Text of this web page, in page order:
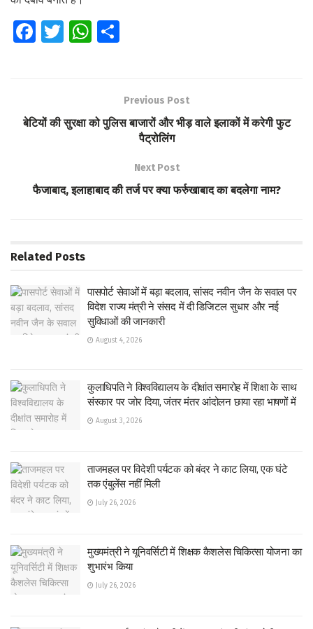
Fa
o
T
W
A
e
Previous Post
बेटियों की सुरक्षा को पुलिस बाजारों और भीड़ वाले इलाकों में करेगी फुट
पैट्रोलिंग
Next Post
फैजाबाद, इलाहाबाद की तर्ज पर क्या फर्रुखाबाद का बदलेगा नाम?
Related Posts
पासपोर्ट सेवाओं में बड़ा बदलाव, सांसद नवीन जैन के सवाल पर
विदेश राज्य मंत्री ने संसद में दी डिजिटल सुधार और नई
सुविधाओं की जानकारी
August 4, 2026
कुलाधिपति ने विश्वविद्यालय के दीक्षांत समारोह में शिक्षा के साथ
संस्कार पर जोर दिया, जंतर मंतर आंदोलन छाया रहा भाषणों में
August 3, 2026
ताजमहल पर विदेशी पर्यटक को बंदर ने काट लिया, एक घंटे
तक एंबुलेंस नहीं मिली
July 26, 2026
मुख्यमंत्री ने यूनिवर्सिटी में शिक्षक कैशलेस चिकित्सा योजना का
शुभारंभ किया
July 26, 2026